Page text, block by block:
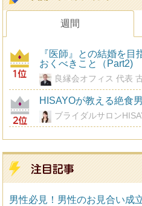
週間
『医師』との結婚を
おくべきこと（Part2)
良縁会オフィス 代表
HISAYOが教える絶食
ブライダルサロン
男性必見！男性のお見合い成